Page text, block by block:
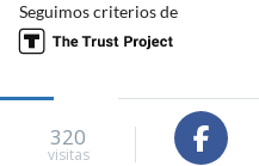
Seguimos criterios de
320
visitas